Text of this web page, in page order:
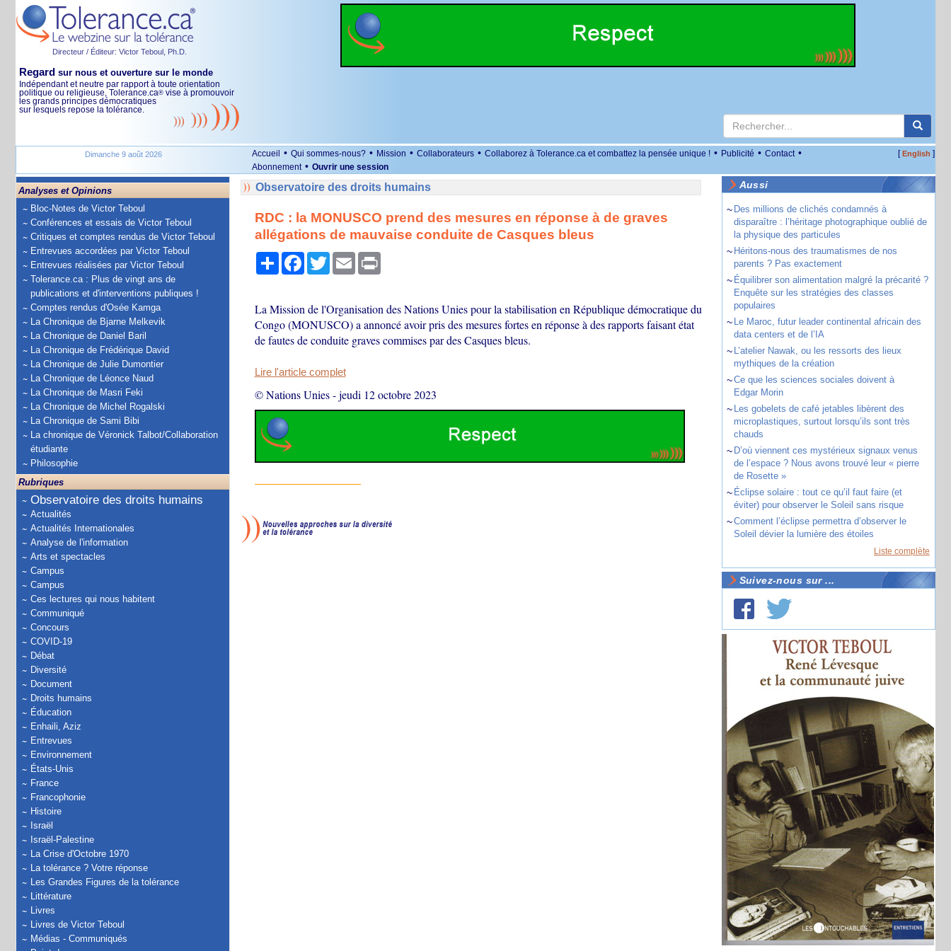
Directeur / Éditeur: Victor Teboul, Ph.D.
Regard sur nous et ouverture sur le monde
Indépendant et neutre par rapport à toute orientation
politique ou religieuse, Tolerance.ca® vise à promouvoir
les grands principes démocratiques
sur lesquels repose la tolérance.
Dimanche 9 août 2026 Accueil • Qui sommes-nous? • Mission • Collaborateurs • Collaborez à Tolerance.ca et combattez la pensée unique ! • Publicité • Contact •
Abonnement • Ouvrir une session
[English ]
Analyses et Opinions
Bloc-Notes de Victor Teboul
Conférences et essais de Victor Teboul
Critiques et comptes rendus de Victor Teboul
Entrevues accordées par Victor Teboul
Entrevues réalisées par Victor Teboul
Tolerance.ca : Plus de vingt ans de
publications et d'interventions publiques !
Comptes rendus d'Osée Kamga
La Chronique de Bjarne Melkevik
La Chronique de Daniel Baril
La Chronique de Frédérique David
La Chronique de Julie Dumontier
La Chronique de Léonce Naud
La Chronique de Masri Feki
La Chronique de Michel Rogalski
La Chronique de Sami Bibi
La chronique de Véronick Talbot/Collaboration
étudiante
Philosophie
Rubriques
Observatoire des droits humains
Actualités
Actualités Internationales
Analyse de l'information
Arts et spectacles
Campus
Campus
Ces lectures qui nous habitent
Communiqué
Concours
COVID-19
Débat
Diversité
Document
Droits humains
Éducation
Enhaili, Aziz
Entrevues
Environnement
États-Unis
France
Francophonie
Histoire
Israël
Israël-Palestine
La Crise d'Octobre 1970
La tolérance ? Votre réponse
Les Grandes Figures de la tolérance
Littérature
Livres
Livres de Victor Teboul
Médias - Communiqués
Observatoire des droits humains
RDC : la MONUSCO prend des mesures en réponse à de graves
allégations de mauvaise conduite de Casques bleus
PartagerFacebook
TwitterEmail Print
La Mission de l'Organisation des Nations Unies pour la stabilisation en République démocratique du
Congo (MONUSCO) a annoncé avoir pris des mesures fortes en réponse à des rapports faisant état
de fautes de conduite graves commises par des Casques bleus.
Lire l'article complet
© Nations Unies-jeudi 12 octobre 2023
Aussi
~ Des millions de clichés condamnés à
disparaître : l’héritage photographique oublié de
la physique des particules
~ Héritons-nous des traumatismes de nos
parents ? Pas exactement
~ Équilibrer son alimentation malgré la précarité ?
Enquête sur les stratégies des classes
populaires
~ Le Maroc, futur leader continental africain des
data centers et de l’IA
~ L’atelier Nawak, ou les ressorts des lieux
mythiques de la création
~Ce que les sciences sociales doivent à
Edgar Morin
~ Les gobelets de café jetables libèrent des
microplastiques, surtout lorsqu’ils sont très
chauds
~ D’où viennent ces mystérieux signaux venus
de l’espace ? Nous avons trouvé leur « pierre
de Rosette »
~ Éclipse solaire : tout ce qu’il faut faire (et
éviter) pour observer le Soleil sans risque
~Comment l’éclipse permettra d’observer le
Soleil dévier la lumière des étoiles
Liste complète
Suivez-nous sur ...